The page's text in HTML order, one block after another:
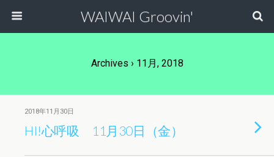
WAIWAI Groovin'
Archives › 11月, 2018
2018年11月30日
HI!心呼吸 11月30日（金）